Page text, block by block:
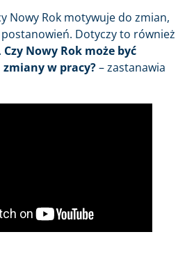
Nowy Rok motywuje do zmian,
Dotyczy to również
Czy Nowy Rok może być
w pracy?– zastanawia